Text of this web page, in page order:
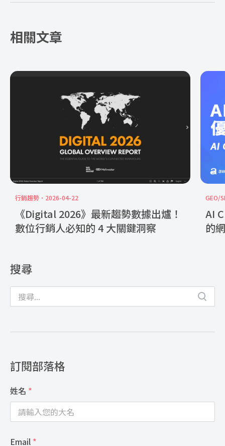
相關文章
行銷趨勢 2026-04-22
《Digital 2026》最新趨勢數據出爐！
數位行銷人必知的 4 大關鍵洞察
GEO/
AI
的
搜尋
訂閱部落格
姓名 *
Email *